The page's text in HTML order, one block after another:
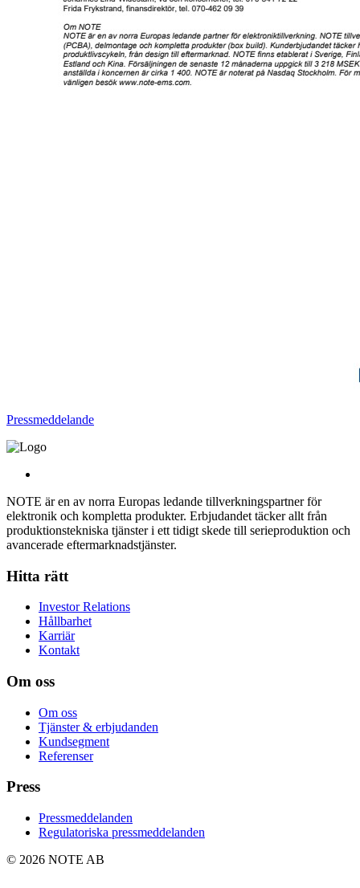
Pressmeddelande
NOTE är en av norra Europas ledande tillverkningspartner för
elektronik och kompletta produkter. Erbjudandet täcker allt från
produktionstekniska tjänster i ett tidigt skede till serieproduktion och
avancerade eftermarknadstjänster.
Hitta rätt
Investor Relations
Hållbarhet
Karriär
Kontakt
Om oss
Om oss
Tjänster & erbjudanden
Kundsegment
Referenser
Press
Pressmeddelanden
Regulatoriska pressmeddelanden
© 2026 NOTE AB